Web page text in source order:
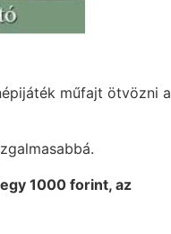
műfajt ötvözni a
1000 forint, az